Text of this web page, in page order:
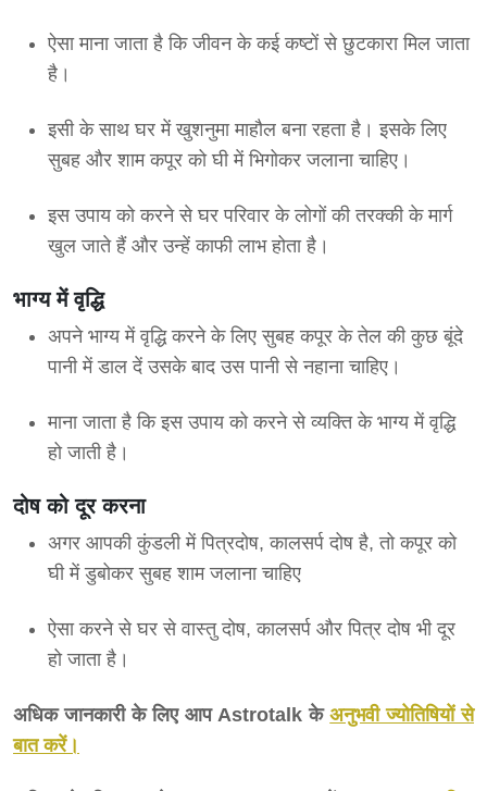
ऐसा माना जाता है कि जीवन के कई कष्टों से छुटकारा मिल जाता
है।
इसी के साथ घर में खुशनुमा माहौल बना रहता है। इसके लिए
सुबह और शाम कपूर को घी में भिगोकर जलाना चाहिए।
इस उपाय को करने से घर परिवार के लोगों की तरक्की के मार्ग
खुल जाते हैं और उन्हें काफी लाभ होता है।
भाग्य में वृद्धि
अपने भाग्य में वृद्धि करने के लिए सुबह कपूर के तेल की कुछ बूंदे
पानी में डाल दें उसके बाद उस पानी से नहाना चाहिए।
माना जाता है कि इस उपाय को करने से व्यक्ति के भाग्य में वृद्धि
हो जाती है।
दोष को दूर करना
अगर आपकी कुंडली में पित्रदोष, कालसर्प दोष है, तो कपूर को
घी में डुबोकर सुबह शाम जलाना चाहिए
ऐसा करने से घर से वास्तु दोष, कालसर्प और पित्र दोष भी दूर
हो जाता है।
अधिक जानकारी के लिए आप Astrotalk केअनुभवी ज्योतिषियों से
बात करें।